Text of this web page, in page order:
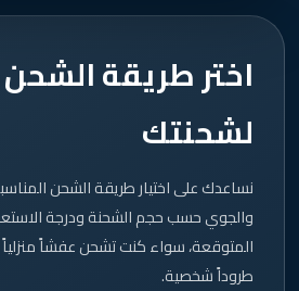
اختر طريقة
لشحنتك
نساعدك على اختيار طريقة الشحن
والجوي حسب حجم الشحنة ودرجة
المتوقعة، سواء كنت تشحن عفشاً منزلياً
طروداً شخصية.